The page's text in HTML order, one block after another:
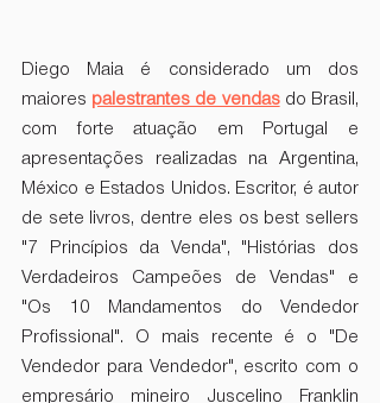
Diego Maia é considerado um dos
maiores palestrantes de vendas do Brasil,
com forte atuação em Portugal e
apresentações realizadas na Argentina,
México e Estados Unidos. Escritor, é autor
de sete livros, dentre eles os best sellers
"7 Princípios da Venda", "Histórias dos
Verdadeiros Campeões de Vendas" e
"Os 10 Mandamentos do Vendedor
Profissional". O mais recente é o "De
Vendedor para Vendedor", escrito com o
empresário mineiro Juscelino Franklin